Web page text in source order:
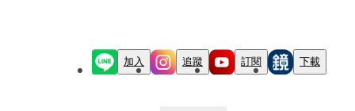
加入 追蹤 訂閱 下載